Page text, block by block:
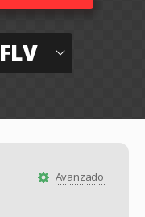
FLV
Avanzado